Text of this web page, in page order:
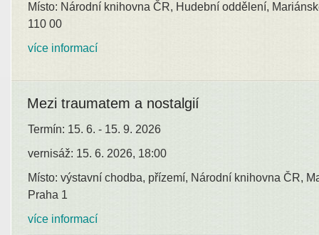
Místo: Národní knihovna ČR, Hudební oddělení,
110 00
více informací
Mezi traumatem a nostalgií
Termín: 15. 6. - 15. 9. 2026
vernisáž: 15. 6. 2026, 18:00
Místo: výstavní chodba, přízemí, Národní knihovna ČR,
Praha 1
více informací